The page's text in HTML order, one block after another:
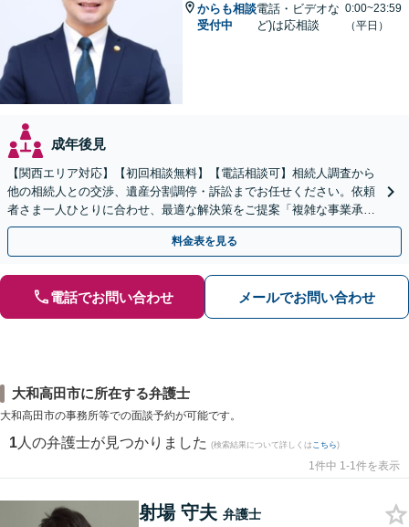
からも相談
受付中
電話・ビデオな
ど)は応相談
0:00~23:59
（平日）
成年後見
【関西エリア対応】【初回相談無料】【電話相談可】相続人調査から
他の相続人との交渉、遺産分割調停・訴訟までお任せください。依頼
者さま一人ひとりに合わせ、最適な解決策をご提案「複雑な事業承
継、不動産相続など」【完全個室対応】【休日・夜間相談可】
料金表を見る
電話でお問い合わせ メールでお問い合わせ
大和高田市に所在する弁護士
大和高田市の事務所等での面談予約が可能です。
1 人の弁護士が見つかりました (検索結果について詳しくは こちら)
1件中 1-1件を表示
射場 守夫 弁護士